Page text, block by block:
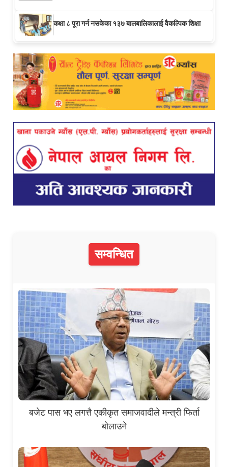
कक्षा ८ पूरा गर्न नसकेका १३७ बालबालिकालाई वैकल्पिक शिक्षा
सम्वन्धित
बजेट पास भए लगत्तै एकीकृत समाजवादीले मन्त्री फिर्ता
बोलाउने